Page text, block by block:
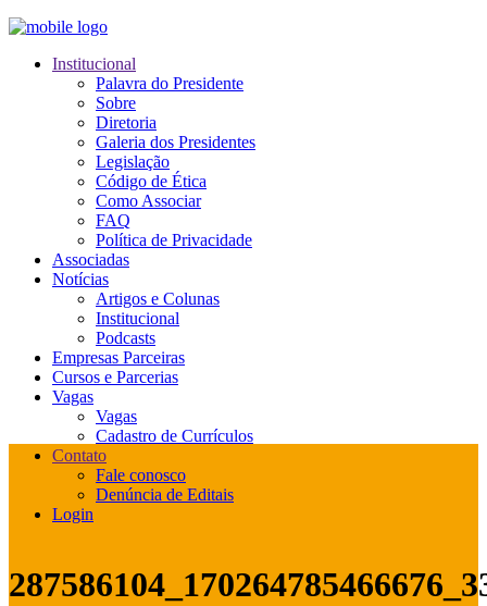
Institucional
Palavra do Presidente
Sobre
Diretoria
Galeria dos Presidentes
Legislação
Código de Ética
Como Associar
FAQ
Política de Privacidade
Associadas
Notícias
Artigos e Colunas
Institucional
Podcasts
Empresas Parceiras
Cursos e Parcerias
Vagas
Vagas
Cadastro de Currículos
Contato
Fale conosco
Denúncia de Editais
Login